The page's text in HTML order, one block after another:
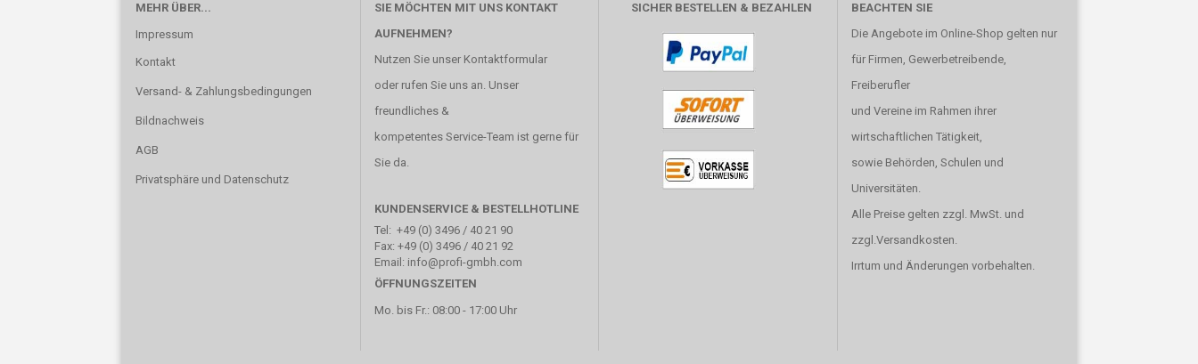
MEHR ÜBER...
Impressum
Kontakt
Versand- & Zahlungsbedingungen
Bildnachweis
AGB
Privatsphäre und Datenschutz
SIE MÖCHTEN MIT UNS KONTAKT
AUFNEHMEN?
Nutzen Sie unser Kontaktformular
oder rufen Sie uns an. Unser
freundliches &
kompetentes Service-Team ist gerne für
Sie da.
KUNDENSERVICE & BESTELLHOTLINE
Tel: +49 (0) 3496 / 40 21 90
Fax: +49 (0) 3496 / 40 21 92
Email: info@profi-gmbh.com
ÖFFNUNGSZEITEN
Mo. bis Fr.: 08:00 - 17:00 Uhr
SICHER BESTELLEN & BEZAHLEN
BEACHTEN SIE
Die Angebote im Online-Shop gelten nur
für Firmen, Gewerbetreibende,
Freiberufler
und Vereine im Rahmen ihrer
wirtschaftlichen Tätigkeit,
sowie Behörden, Schulen und
Universitäten.
Alle Preise gelten zzgl. MwSt. und
zzgl.Versandkosten.
Irrtum und Änderungen vorbehalten.